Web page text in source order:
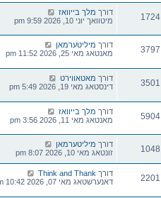
1724 דורך מלך בייוואז
מיטוואך יוני 10, 2026 9:59 pm
3797 דורך מיליטערמאן
מאנטאג מאי 25, 2026 11:52 pm
3501 דורך מאטאווירט
דינסטאג מאי 19, 2026 5:49 pm
5904 דורך מלך בייוואז
מאנטאג מאי 11, 2026 3:56 pm
1048 דורך מיליטערמאן
זונטאג מאי 10, 2026 8:07 pm
2201 דורך Think and Thank
דאנערשטאג מאי 07, 2026 10:42 am